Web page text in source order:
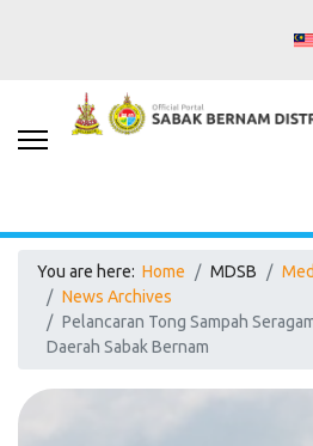
You are here: Home MDSB
News Archives
Pelancaran Tong Sampah
Daerah Sabak Bernam